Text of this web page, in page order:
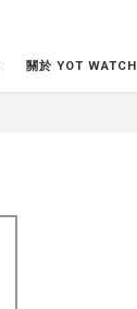
關於 YOT WATCH